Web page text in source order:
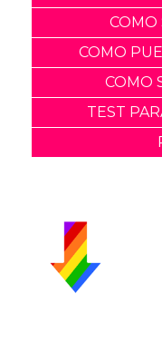
COMO
COMO
COMO
TEST